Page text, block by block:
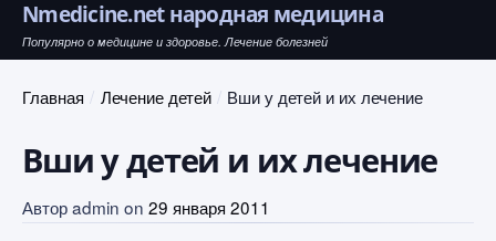
Nmedicine.net народная медицина
Популярно о медицине и здоровье. Лечение болезней
Главная Лечение детей Вши у детей и их лечение
Вши у детей и их лечение
Авторadmin on 29 января 2011